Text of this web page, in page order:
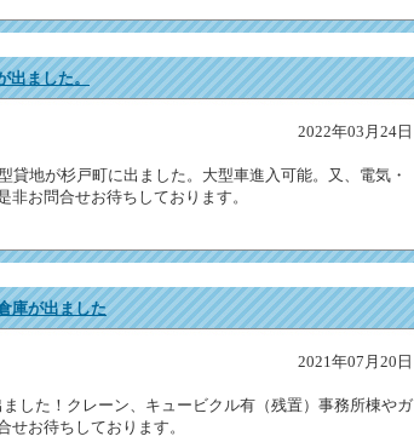
出ました。
2022年03月24日
貸地が杉戸町に出ました。大型車進入可能。又、電気・
非お問合せお待ちしております。
庫が出ました
2021年07月20日
した！クレーン、キュービクル有（残置）事務所棟やガ
せお待ちしております。